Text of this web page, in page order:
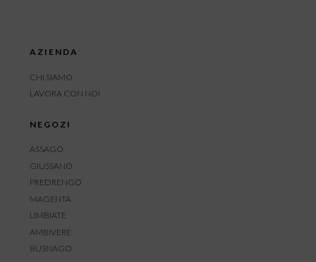
AZIENDA
CHI SIAMO
LAVORA CON NOI
NEGOZI
ASSAGO
GIUSSANO
PREDRENGO
MAGENTA
LIMBIATE
AMBIVERE
BUSNAGO